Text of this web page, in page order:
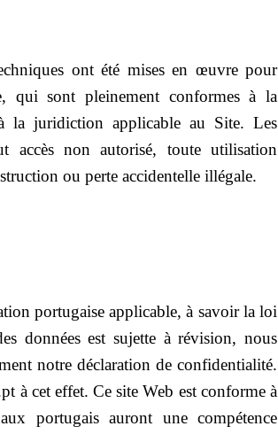
ont été mises en œuvre pour
qui sont pleinement conformes à la
la juridiction applicable au Site. Les
accès non autorisé, toute utilisation
ou perte accidentelle illégale.
portugaise applicable, à savoir la loi
données est sujette à révision, nous
notre déclaration de confidentialité.
à cet effet. Ce site Web est conforme à
portugais auront une compétence